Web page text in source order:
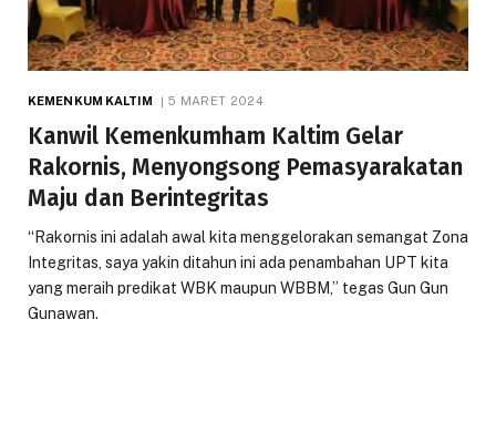
KEMENKUM KALTIM 5 MARET 2024
Kanwil Kemenkumham Kaltim Gelar
Rakornis, Menyongsong Pemasyarakatan
Maju dan Berintegritas
“Rakornis ini adalah awal kita menggelorakan semangat Zona
Integritas, saya yakin ditahun ini ada penambahan UPT kita
yang meraih predikat WBK maupun WBBM,” tegas Gun Gun
Gunawan.